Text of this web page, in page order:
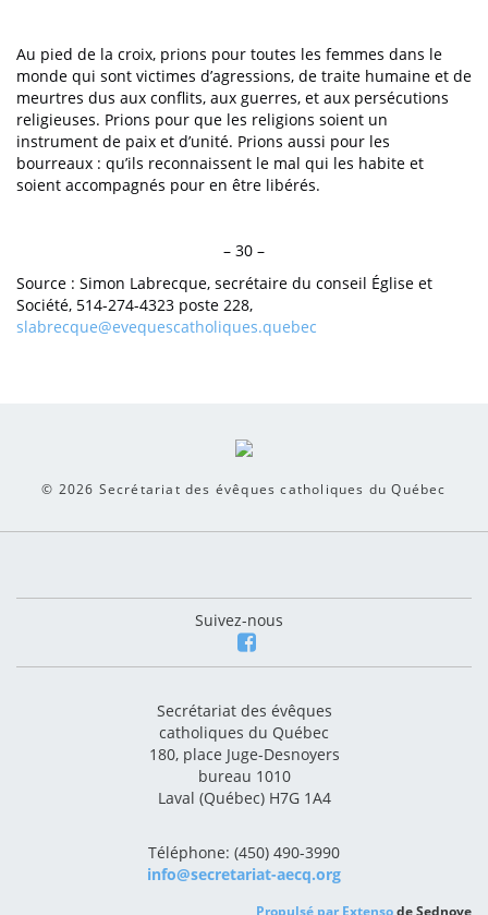
Au pied de la croix, prions pour toutes les femmes dans le
monde qui sont victimes d’agressions, de traite humaine et de
meurtres dus aux conflits, aux guerres, et aux persécutions
religieuses. Prions pour que les religions soient un
instrument de paix et d’unité. Prions aussi pour les
bourreaux : qu’ils reconnaissent le mal qui les habite et
soient accompagnés pour en être libérés.
– 30 –
Source : Simon Labrecque, secrétaire du conseil Église et
Société, 514-274-4323 poste 228,
slabrecque@evequescatholiques.quebec
© 2026 Secrétariat des évêques catholiques du Québec
Suivez-nous
Secrétariat des évêques
catholiques du Québec
180, place Juge-Desnoyers
bureau 1010
Laval (Québec) H7G 1A4
Téléphone: (450) 490-3990
info@secretariat-aecq.org
Propulsé par Extensode Sednove